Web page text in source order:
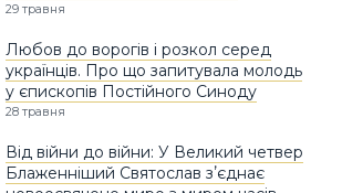
29 травня
Любов до ворогів і розкол серед
українців. Про що запитувала молодь
у єпископів Постійного Синоду
28 травня
Від війни до війни: У Великий четвер
Блаженніший Святослав зʼєднає